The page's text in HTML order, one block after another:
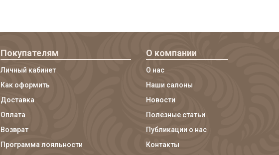
Покупателям
Личный кабинет
Как оформить
Доставка
Оплата
Возврат
Программа лояльности
О компании
О нас
Наши салоны
Новости
Полезные статьи
Публикации о нас
Контакты